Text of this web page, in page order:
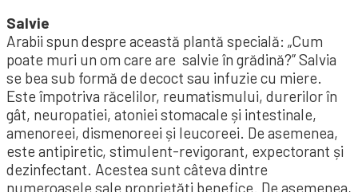
Salvie
Arabii spun despre această plantă specială: „Cum
poate muri un om care are salvie în grădină?” Salvia
se bea sub formă de decoct sau infuzie cu miere.
Este împotriva răcelilor, reumatismului, durerilor în
gât, neuropatiei, atoniei stomacale și intestinale,
amenoreei, dismenoreei și leucoreei. De asemenea,
este antipiretic, stimulent-revigorant, expectorant și
dezinfectant. Acestea sunt câteva dintre
numeroasele sale proprietăți benefice. De asemenea,